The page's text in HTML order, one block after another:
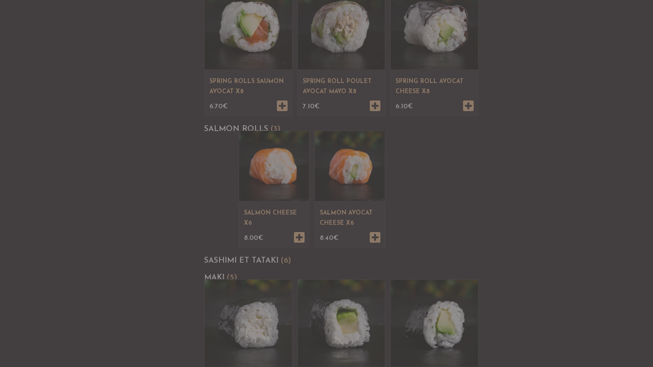
SPRING ROLLS SAUMON
AVOCAT X8
6.70€
SPRING ROLL POULET
AVOCAT MAYO X8
7.10€
SPRING ROLL AVOCAT
CHEESE X8
6.10€
SALMON ROLLS (3)
SALMON CHEESE
X6
8.00€
SALMON AVOCAT
CHEESE X6
8.40€
SASHIMI ET TATAKI (6)
MAKI (5)